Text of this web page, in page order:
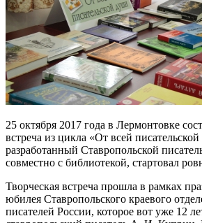
25 октября 2017 года в Лермонтовке
встреча из цикла «От всей
разработанный Ставропольской
совместно с библиотекой, стартовал
Творческая встреча прошла в рамках
юбилея Ставропольского краевого
писателей России, которое вот уже 12